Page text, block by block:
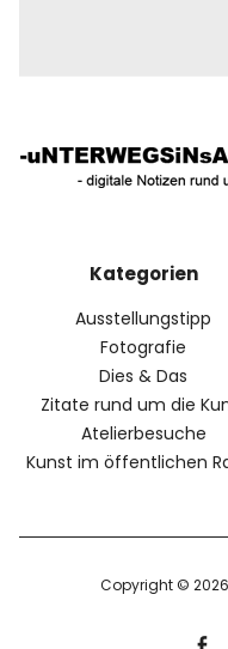
Kategorien
Ausstellungstipp
Fotografie
Dies & Das
Zitate rund um die
Atelierbesuche
Kunst im öffentlichen
Copyright ©